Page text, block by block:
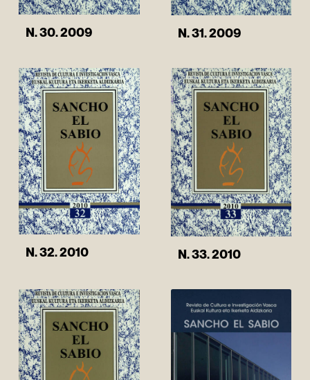
N. 30. 2009 N. 31. 2009
N. 32. 2010 N. 33. 2010